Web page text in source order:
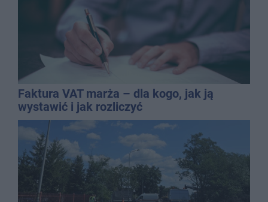
Faktura VAT marża – dla kogo, jak ją
wystawić i jak rozliczyć